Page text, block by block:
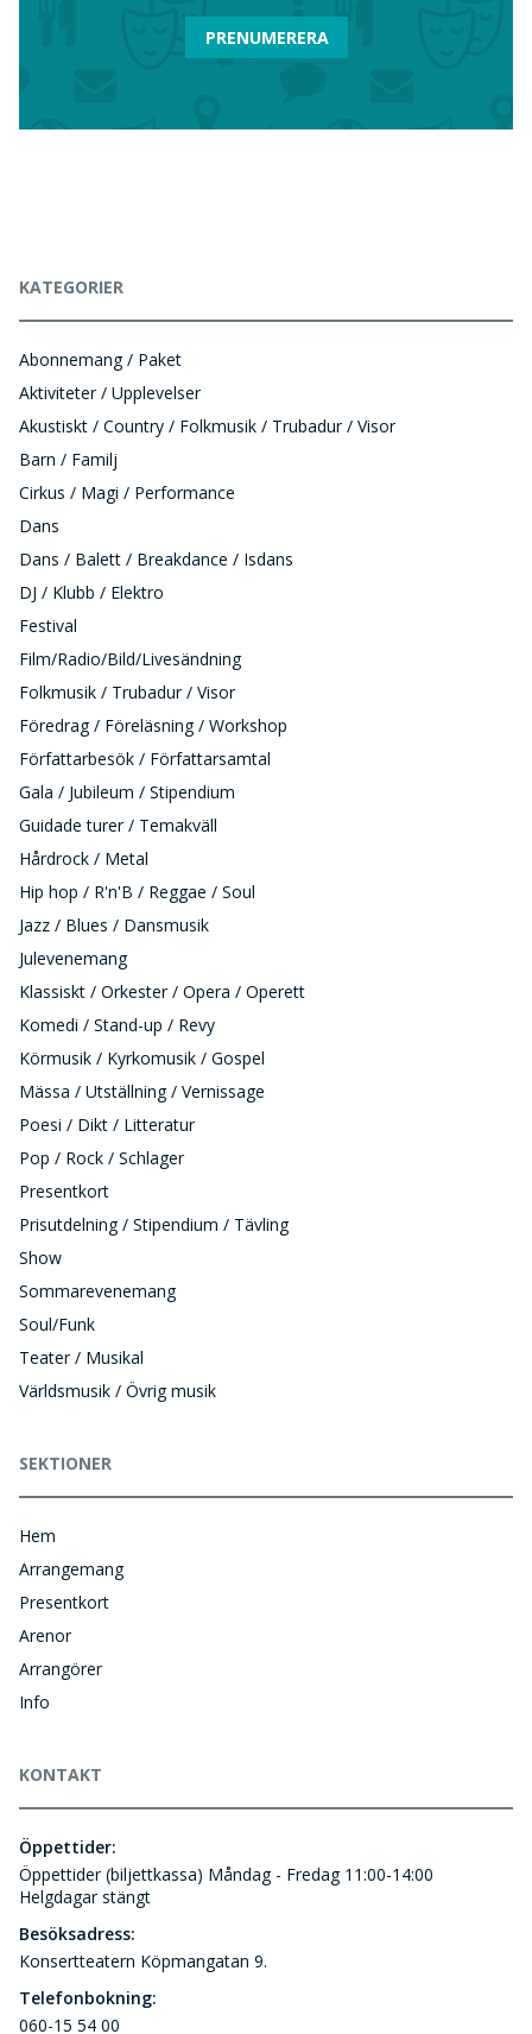
PRENUMERERA
KATEGORIER
Abonnemang / Paket
Aktiviteter / Upplevelser
Akustiskt / Country / Folkmusik / Trubadur / Visor
Barn / Familj
Cirkus / Magi / Performance
Dans
Dans / Balett / Breakdance / Isdans
DJ / Klubb / Elektro
Festival
Film/Radio/Bild/Livesändning
Folkmusik / Trubadur / Visor
Föredrag / Föreläsning / Workshop
Författarbesök / Författarsamtal
Gala / Jubileum / Stipendium
Guidade turer / Temakväll
Hårdrock / Metal
Hip hop / R'n'B / Reggae / Soul
Jazz / Blues / Dansmusik
Julevenemang
Klassiskt / Orkester / Opera / Operett
Komedi / Stand-up / Revy
Körmusik / Kyrkomusik / Gospel
Mässa / Utställning / Vernissage
Poesi / Dikt / Litteratur
Pop / Rock / Schlager
Presentkort
Prisutdelning / Stipendium / Tävling
Show
Sommarevenemang
Soul/Funk
Teater / Musikal
Världsmusik / Övrig musik
SEKTIONER
Hem
Arrangemang
Presentkort
Arenor
Arrangörer
Info
KONTAKT
Öppettider:
Öppettider (biljettkassa) Måndag - Fredag 11:00-14:00
Helgdagar stängt
Besöksadress:
Konsertteatern Köpmangatan 9.
Telefonbokning:
060-15 54 00